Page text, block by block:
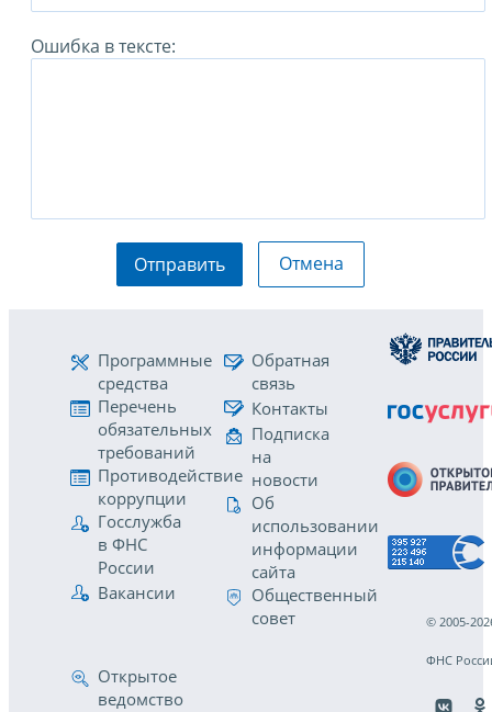
Ошибка в тексте:
Отправить Отмена
Программные
средства
Перечень
обязательных
требований
Противодействие
коррупции
Госслужба
в ФНС
России
Вакансии
Обратная
связь
Контакты
Подписка
на
новости
Об
использовании
информации
сайта
Общественный
совет
Открытое
ведомство
© 2005-
ФНС